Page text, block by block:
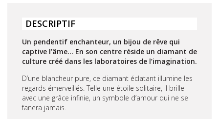
DESCRIPTIF
Un pendentif enchanteur, un bijou de rêve qui
captive l’âme… En son centre réside un diamant de
culture créé dans les laboratoires de l’imagination.
D’une blancheur pure, ce diamant éclatant illumine les
regards émerveillés. Telle une étoile solitaire, il brille
avec une grâce infinie, un symbole d’amour qui ne se
fanera jamais.